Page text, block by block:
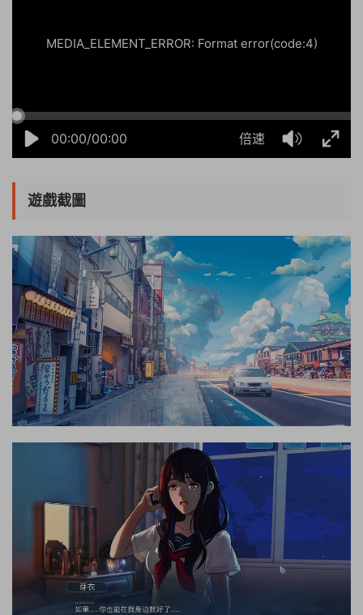
00:00/00:00 倍速
MEDIA_ELEMENT_ERROR: Format error(code:4)
遊戲截圖